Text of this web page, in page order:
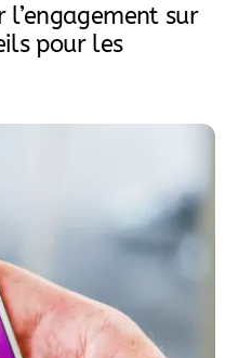
sur
pour les